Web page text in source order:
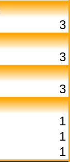
3
3
3
1
1
1